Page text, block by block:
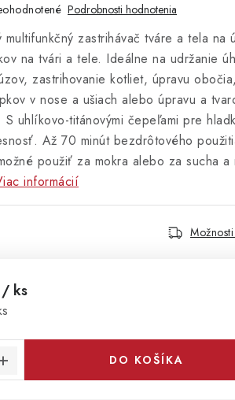
Podrobnosti hodnotenia
multifunkčný zastrihávač tváre a tela na
na tvári a tele. Ideálne na udržanie
zastrihovanie kotliet, úpravu obočia,
v nose a ušiach alebo úpravu a
uhlíkovo-titánovými čepeľami pre
Až 70 minút bezdrôtového
použiť za mokra alebo za sucha a
informácií
/ ks
DO KOŠÍKA